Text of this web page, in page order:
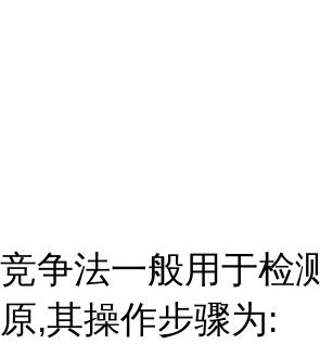
竞争法一般用于检
原,其操作步骤为: